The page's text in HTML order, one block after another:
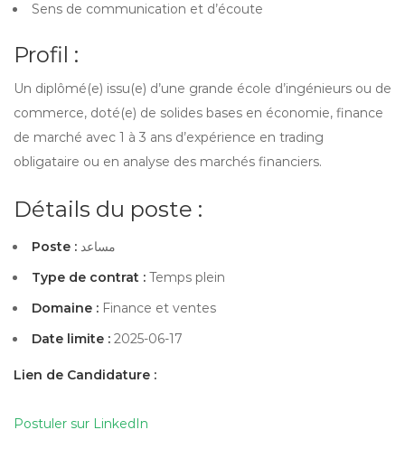
Sens de communication et d’écoute
Profil :
Un diplômé(e) issu(e) d’une grande école d’ingénieurs ou de
commerce, doté(e) de solides bases en économie, finance
de marché avec 1 à 3 ans d’expérience en trading
obligataire ou en analyse des marchés financiers.
Détails du poste :
Poste : مساعد
Type de contrat : Temps plein
Domaine : Finance et ventes
Date limite : 2025-06-17
Lien de Candidature :
Postuler sur LinkedIn